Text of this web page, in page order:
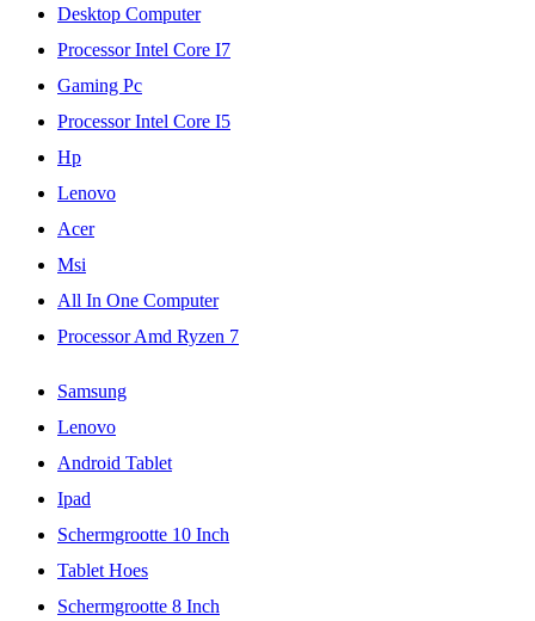
Desktop Computer
Processor Intel Core I7
Gaming Pc
Processor Intel Core I5
Hp
Lenovo
Acer
Msi
All In One Computer
Processor Amd Ryzen 7
Samsung
Lenovo
Android Tablet
Ipad
Schermgrootte 10 Inch
Tablet Hoes
Schermgrootte 8 Inch